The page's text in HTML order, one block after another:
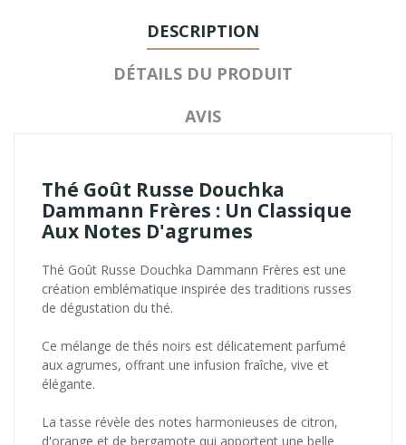
DESCRIPTION
DÉTAILS DU PRODUIT
AVIS
Thé Goût Russe Douchka
Dammann Frères : Un Classique
Aux Notes D'agrumes
Thé Goût Russe Douchka Dammann Frères est une
création emblématique inspirée des traditions russes
de dégustation du thé.
Ce mélange de thés noirs est délicatement parfumé
aux agrumes, offrant une infusion fraîche, vive et
élégante.
La tasse révèle des notes harmonieuses de citron,
d'orange et de bergamote qui apportent une belle